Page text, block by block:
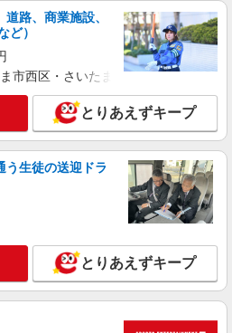
ッフ ◆デイサービス、サービス付き
住宅、グループホームなど様々な勤
べます。
：時給1250〜1450円（資格・経験によ
：時給1450〜1650円（資格・経験によ
◆支払い方法 ※日払
払い対応も可能です。詳しくは面談時
ださい。 ◆交通費：別途全額支給 ※当
】 ◆各線「三原駅」
安芸幸崎駅」 ◆JR山陽本線「糸崎
★その他、近隣に多数勤務地あります！
詳細を見る
社 メディカルケア事業部/広島オフィ
円 ★週払いOK（規定あり） ※給与
能力による
三原市 【最寄駅】三原駅 ★マイカー・
もOK！（規定あり）
路、商業施設、
ど）
市西区・さいたま市岩槻区・久喜市・
とりあえずキープ
う生徒の送迎ドラ
とりあえずキープ